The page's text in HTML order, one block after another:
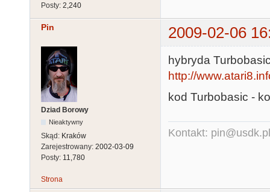
Posty: 2,240
Pin 2009-02-06
Dziad Borowy
Nieaktywny
Skąd: Kraków
Zarejestrowany: 2002-03-09
Posty: 11,780
hybryda
http://
kod Turbobasic -
Kontakt: pin@usdk.pl
Strona